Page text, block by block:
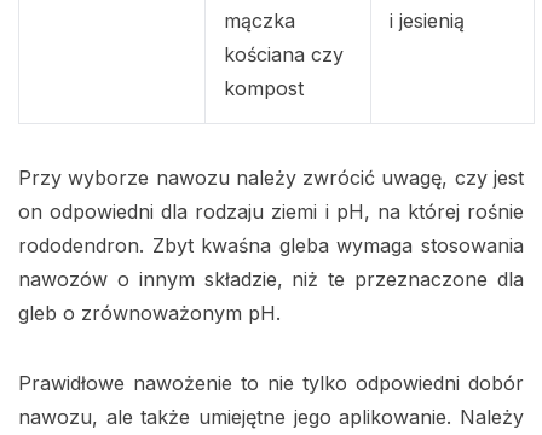
mączka
kościana czy
kompost
i jesienią
Przy wyborze nawozu należy zwrócić uwagę, czy jest
on odpowiedni dla rodzaju ziemi i pH, na której rośnie
rododendron. Zbyt kwaśna gleba wymaga stosowania
nawozów o innym składzie, niż te przeznaczone dla
gleb o zrównoważonym pH.
Prawidłowe nawożenie to nie tylko odpowiedni dobór
nawozu, ale także umiejętne jego aplikowanie. Należy